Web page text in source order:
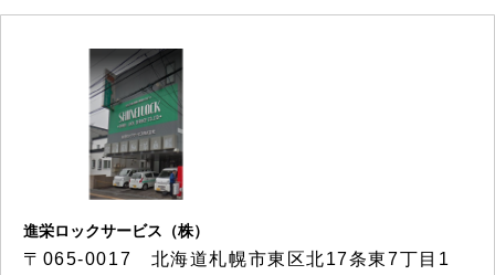
進栄ロックサービス（株）
〒065-0017 北海道札幌市東区北17条東7丁目1